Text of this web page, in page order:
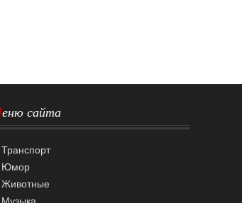
Меню сайта
Транспорт
Юмор
Животные